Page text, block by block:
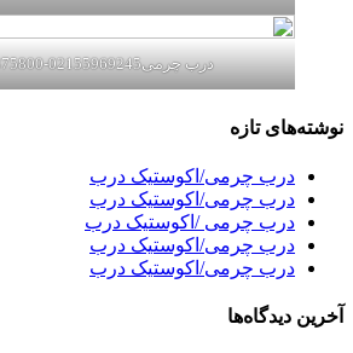
درب چرمی02155969245-09196375800
نوشته‌های تازه
درب چرمی/اکوستیک درب
درب چرمی/اکوستیک درب
درب چرمی /اکوستیک درب
درب چرمی/اکوستیک درب
درب چرمی/اکوستیک درب
آخرین دیدگاه‌ها